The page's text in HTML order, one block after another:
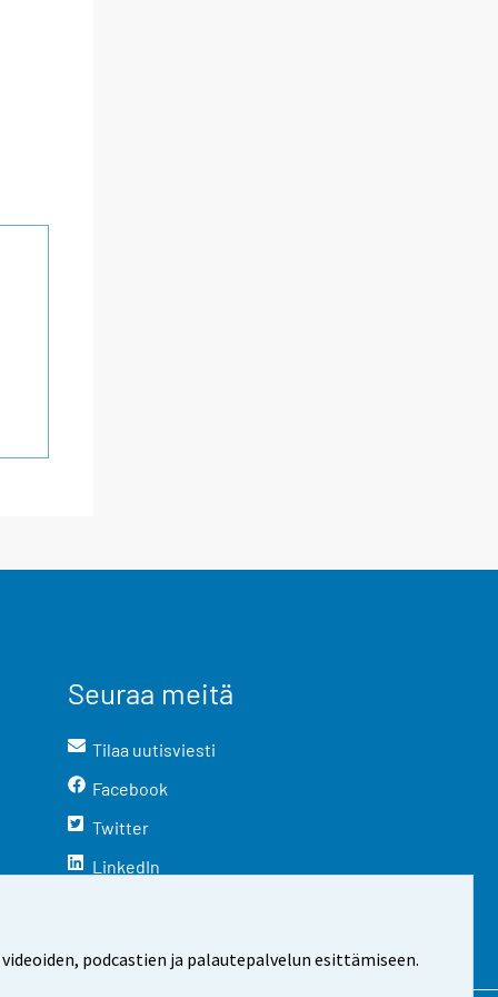
podcastien ja palautepalvelun esittämiseen.
Seuraa meitä
Tilaa uutisviesti
Facebook
Twitter
LinkedIn